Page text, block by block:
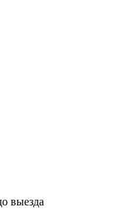
выезда